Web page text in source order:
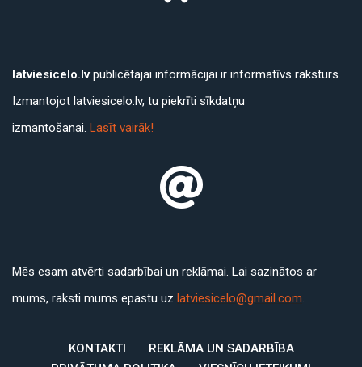
latviesicelo.lv publicētajai informācijai ir informatīvs raksturs.
Izmantojot latviesicelo.lv, tu piekrīti sīkdatņu
izmantošanai. Lasīt vairāk!
Mēs esam atvērti sadarbībai un reklāmai. Lai sazinātos ar
mums, raksti mums epastu uz latviesicelo@gmail.com.
KONTAKTI
REKLĀMA UN SADARBĪBA